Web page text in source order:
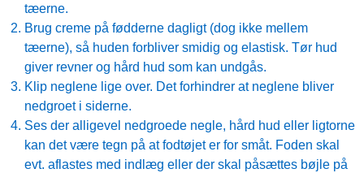
tæerne.
Brug creme på fødderne dagligt (dog ikke mellem
tæerne), så huden forbliver smidig og elastisk. Tør hud
giver revner og hård hud som kan undgås.
Klip neglene lige over. Det forhindrer at neglene bliver
nedgroet i siderne.
Ses der alligevel nedgroede negle, hård hud eller ligtorne
kan det være tegn på at fodtøjet er for småt. Foden skal
evt. aflastes med indlæg eller der skal påsættes bøjle på